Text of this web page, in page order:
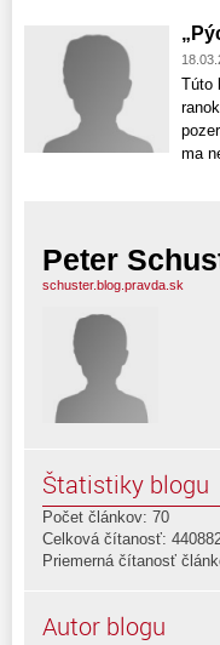
Túto
ma
Peter
schuster.blog.pravda.sk
Štatistiky blogu
Počet článkov: 70
Celková čítanosť:
Priemerná čítanosť
Autor blogu